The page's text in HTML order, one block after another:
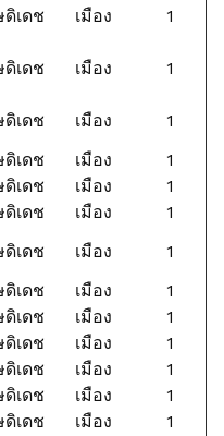
เดช เมือง 1
เดช เมือง 1
เดช เมือง
1
เดช เมือง
1
เดช เมือง
1
เดช เมือง
1
เดช เมือง
1
เดช เมือง
1
เดช เมือง
1
เดช เมือง
1
เดช เมือง
1
เดช เมือง
1
เดช เมือง
1